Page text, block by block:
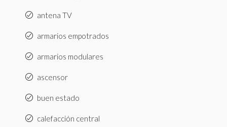
antena TV
armarios empotrados
armarios modulares
ascensor
buen estado
calefacción central